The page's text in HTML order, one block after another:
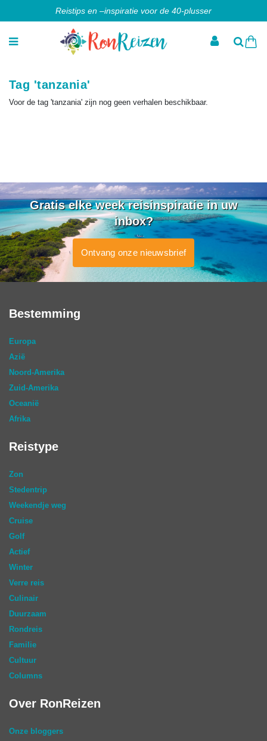
Reistips en –inspiratie voor de 40-plusser
Tag 'tanzania'
Voor de tag 'tanzania' zijn nog geen verhalen beschikbaar.
Gratis elke week reisinspiratie in uw
inbox?
Ontvang onze nieuwsbrief
Bestemming
Europa
Azië
Noord-Amerika
Zuid-Amerika
Oceanië
Afrika
Reistype
Zon
Stedentrip
Weekendje weg
Cruise
Golf
Actief
Winter
Verre reis
Culinair
Duurzaam
Rondreis
Familie
Cultuur
Columns
Over RonReizen
Onze bloggers